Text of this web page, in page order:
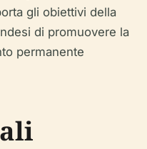
gli obiettivi della
di promuovere la
permanente